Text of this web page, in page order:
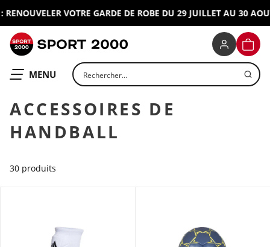
VOTRE GARDE DE ROBE DU 29 JUILLET AU 30 AOUT
OUVRIR LE
MENU Rechercher un produit
ACCESSOIRES DE
HANDBALL
30 produits